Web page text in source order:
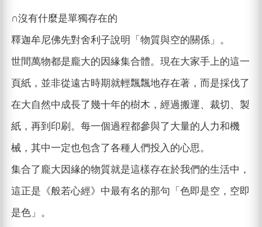
∩沒有什麼是單獨存在的
釋迦牟尼佛先對舍利子說明「物質與空的關係」。
世間萬物都是龐大的因緣集合體。現在大家手上的這一
頁紙，並非從遠古時期就輕飄飄地存在著，而是採伐了
在大自然中成長了幾十年的樹木，經過搬運、裁切、製
紙，再到印刷。每一個過程都參與了大量的人力和機
械，其中一定也包含了各種人們投入的心思。
集合了龐大因緣的物質就是這樣存在於我們的生活中，
這正是《般若心經》中最有名的那句「色即是空，空即
是色」。